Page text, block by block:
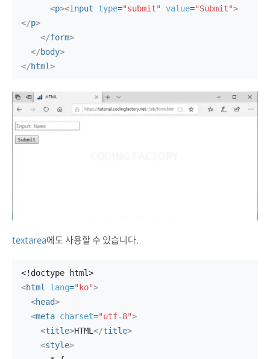
<p><input type="submit" value="Submit">
</p>
</form>
</body>
</html>
textarea에도 사용할 수 있습니다.
<!doctype html>
<html lang="ko">
<head>
<meta charset="utf-8">
<title>HTML </title>
<style>